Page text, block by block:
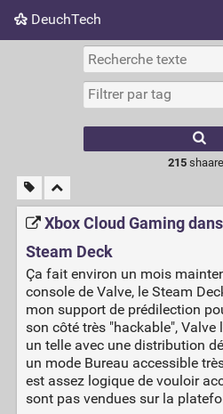
DeuchTech
Nuage de tags Mur d'images
215
Xbox Cloud Gaming
Steam Deck
Ça fait environ un mois
console de Valve, le Steam
mon support de prédilection
son côté très "hackable",
un telle avec une distribution
un mode Bureau accessible
est assez logique de vouloir
sont pas vendues sur la